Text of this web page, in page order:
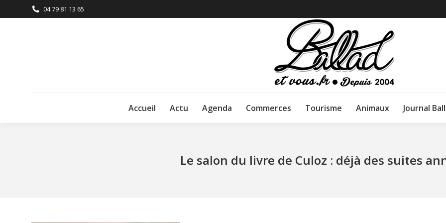
04 79 81 13 65
Accueil Actu Agenda Commerces Tourisme Animaux Journal
Le salon du livre de Culoz : déjà des suites